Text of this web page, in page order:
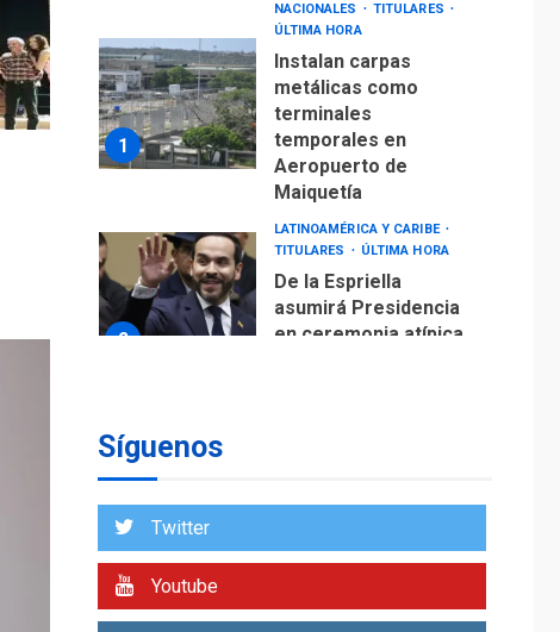
1
NACIONALES
TITULARES
ÚLTIMA HORA
Instalan carpas
metálicas como
terminales
temporales en
Aeropuerto de
Maiquetía
2
LATINOAMÉRICA Y CARIBE
TITULARES
ÚLTIMA HORA
De la Espriella
asumirá Presidencia
en ceremonia atípica
3
de diálogo en
POLÍTICA
TITULARES
Gobierno y AN2015 en
Síguenos
Twitter
Youtube